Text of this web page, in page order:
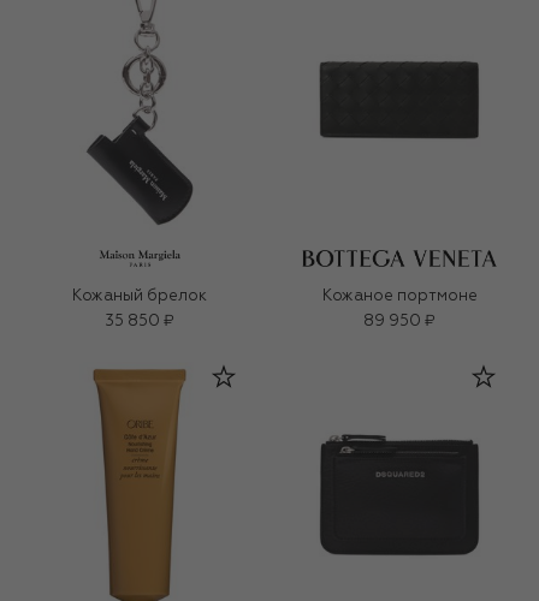
Кожаный брелок
35 850 ₽
Кожаное портмоне
89 950 ₽